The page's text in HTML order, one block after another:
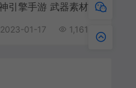
战神引擎手游 武器素材 碧玉逍遥扇 动态内观特效
2023-01-17 1,161